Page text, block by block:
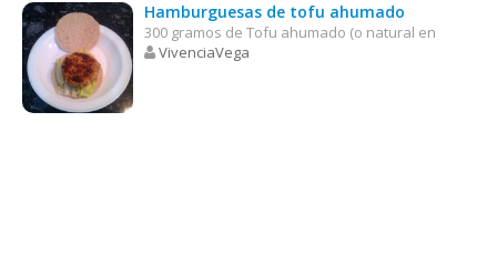
Hamburguesas de tofu ahumado
300 gramos de Tofu ahumado (o natural en
VivenciaVega